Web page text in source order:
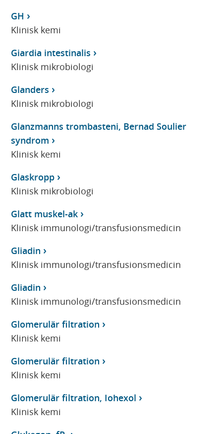
GH
Klinisk kemi
Giardia intestinalis
Klinisk mikrobiologi
Glanders
Klinisk mikrobiologi
Glanzmanns trombasteni, Bernad Soulier
syndrom
Klinisk kemi
Glaskropp
Klinisk mikrobiologi
Glatt muskel-ak
Klinisk immunologi/transfusionsmedicin
Gliadin
Klinisk immunologi/transfusionsmedicin
Gliadin
Klinisk immunologi/transfusionsmedicin
Glomerulär filtration
Klinisk kemi
Glomerulär filtration
Klinisk kemi
Glomerulär filtration, Iohexol
Klinisk kemi